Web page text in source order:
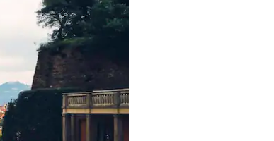
dessus et en les faisant glisser.